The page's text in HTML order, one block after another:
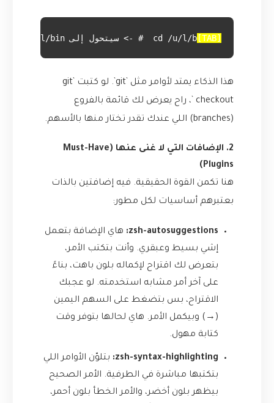
cd /u/l/b [TAB]
  # -> سيتحول إلى cd /usr/local/bin/
هذا الذكاء يمتد لأوامر مثل `git`. لو كتبت `git
checkout `، راح يعرض لك قائمة بالفروع
(branches) اللي عندك تقدر تختار منها بالأسهم.
2. الإضافات التي لا غنى عنها (Must-Have
Plugins)
هنا تكمن القوة الحقيقية. فيه إضافتين بالذات
بعتبرهم أساسيات لكل مطور:
zsh-autosuggestions:
هاي الإضافة بتعمل
إشي بسيط وعبقري. وأنت بتكتب الأمر،
بتعرض لك اقتراح لإكماله بلون باهت، بناءً
على آخر أمر مشابه استخدمته. لو عجبك
الاقتراح، بس بتضغط على السهم اليمين
(→) وبيكمل الأمر. هاي لحالها بتوفر وقت
كتابة مهول.
zsh-syntax-highlighting:
بتلوّن الأوامر اللي
بتكتبها مباشرة في الطرفية. الأمر الصحيح
بيظهر بلون أخضر، والأمر الخطأ بلون أحمر،